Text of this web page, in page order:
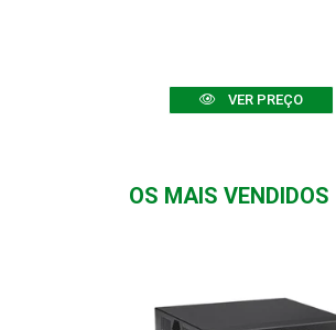
VER PREÇO
OS MAIS VENDIDOS